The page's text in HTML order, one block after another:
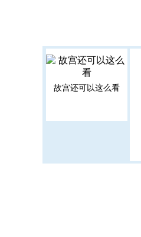
故宫还可以这么看